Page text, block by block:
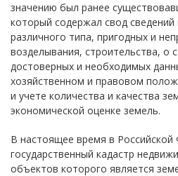
значению был ранее
который содержал свод сведений
различного типа, пригодных и
возделывания, строительства, о
достоверных и необходимых
хозяйственном и правовом
и учете количества и качества
экономической оценке земель.
В настоящее время в Российской
государственный кадастр
объектов которого является